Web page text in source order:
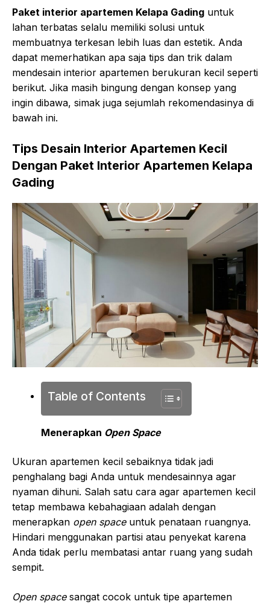
Paket interior apartemen Kelapa Gading untuk
lahan terbatas selalu memiliki solusi untuk
membuatnya terkesan lebih luas dan estetik. Anda
dapat memerhatikan apa saja tips dan trik dalam
mendesain interior apartemen berukuran kecil seperti
berikut. Jika masih bingung dengan konsep yang
ingin dibawa, simak juga sejumlah rekomendasinya di
bawah ini.
Tips Desain Interior Apartemen Kecil
Dengan Paket Interior Apartemen Kelapa
Gading
Table of Contents
Menerapkan Open Space
Ukuran apartemen kecil sebaiknya tidak jadi
penghalang bagi Anda untuk mendesainnya agar
nyaman dihuni. Salah satu cara agar apartemen kecil
tetap membawa kebahagiaan adalah dengan
menerapkan open space untuk penataan ruangnya.
Hindari menggunakan partisi atau penyekat karena
Anda tidak perlu membatasi antar ruang yang sudah
sempit.
Open spacesangat cocok untuk tipe apartemen